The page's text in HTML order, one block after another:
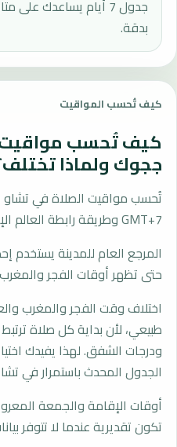
جدول 7 أيام يساعدك
بدقة.
كيف تُحسب المواقيت
كيف تُحسب مواقيت
ججوك ولماذا
تُحسب مواقيت الصلاة في
GMT+7 وطريقة رابطة العالم الإسلامي.
حتى تظهر أوقات الفجر
اختلاف وقت الفجر والمغرب
طبيعي، لأن بداية كل صلاة
ودرجات الشفق. لهذا يفيدك
الجدول المحدث باستمرار في
أوقات الإقامة والجمعة
تكون تقديرية عندما لا تتوفر